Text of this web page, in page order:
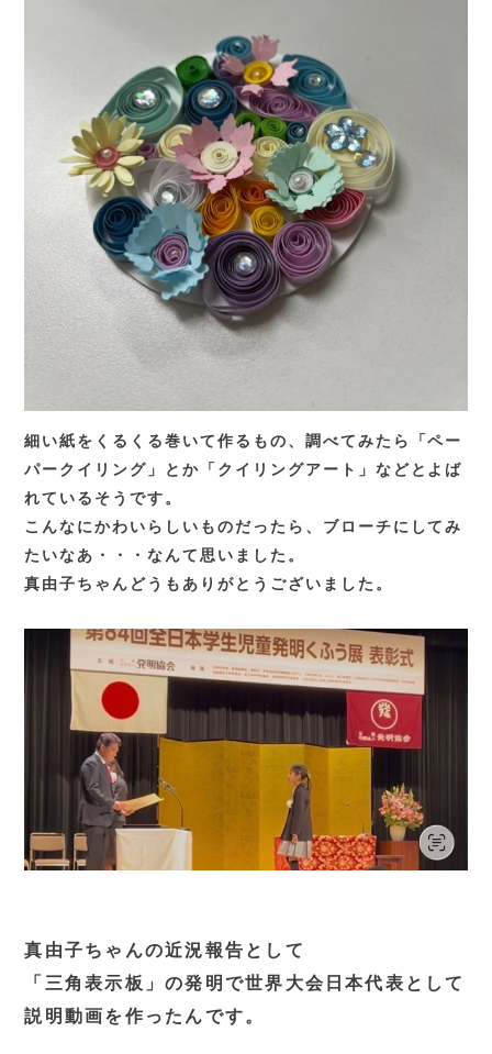
細い紙をくるくる巻いて作るもの、調べてみたら「ペー
パークイリング」とか「クイリングアート」などとよば
れているそうです。
こんなにかわいらしいものだったら、ブローチにしてみ
たいなあ・・・なんて思いました。
真由子ちゃんどうもありがとうございました。
真由子ちゃんの近況報告として
「三角表示板」の発明で世界大会日本代表として
説明動画を作ったんです。